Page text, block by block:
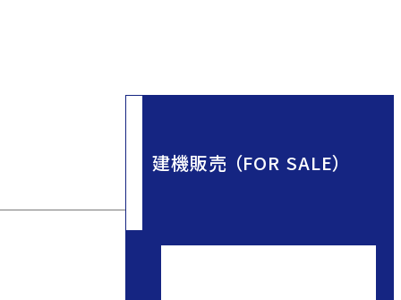
建機販売 （FOR SALE）